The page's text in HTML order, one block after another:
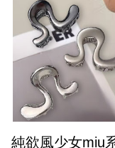
純欲風少女miu